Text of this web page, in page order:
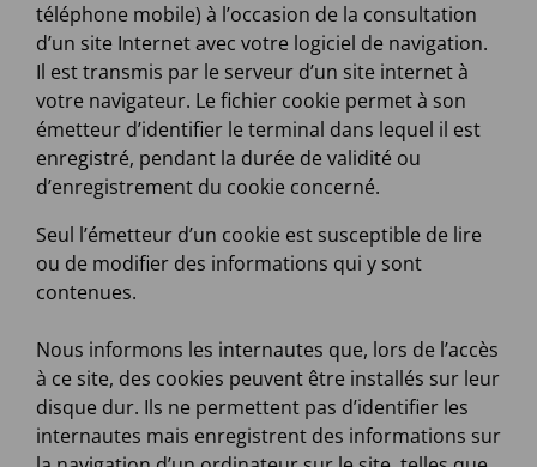
téléphone mobile) à l’occasion de la consultation
d’un site Internet avec votre logiciel de navigation.
Il est transmis par le serveur d’un site internet à
votre navigateur. Le fichier cookie permet à son
émetteur d’identifier le terminal dans lequel il est
enregistré, pendant la durée de validité ou
d’enregistrement du cookie concerné.
Seul l’émetteur d’un cookie est susceptible de lire
ou de modifier des informations qui y sont
contenues.
Nous informons les internautes que, lors de l’accès
à ce site, des cookies peuvent être installés sur leur
disque dur. Ils ne permettent pas d’identifier les
internautes mais enregistrent des informations sur